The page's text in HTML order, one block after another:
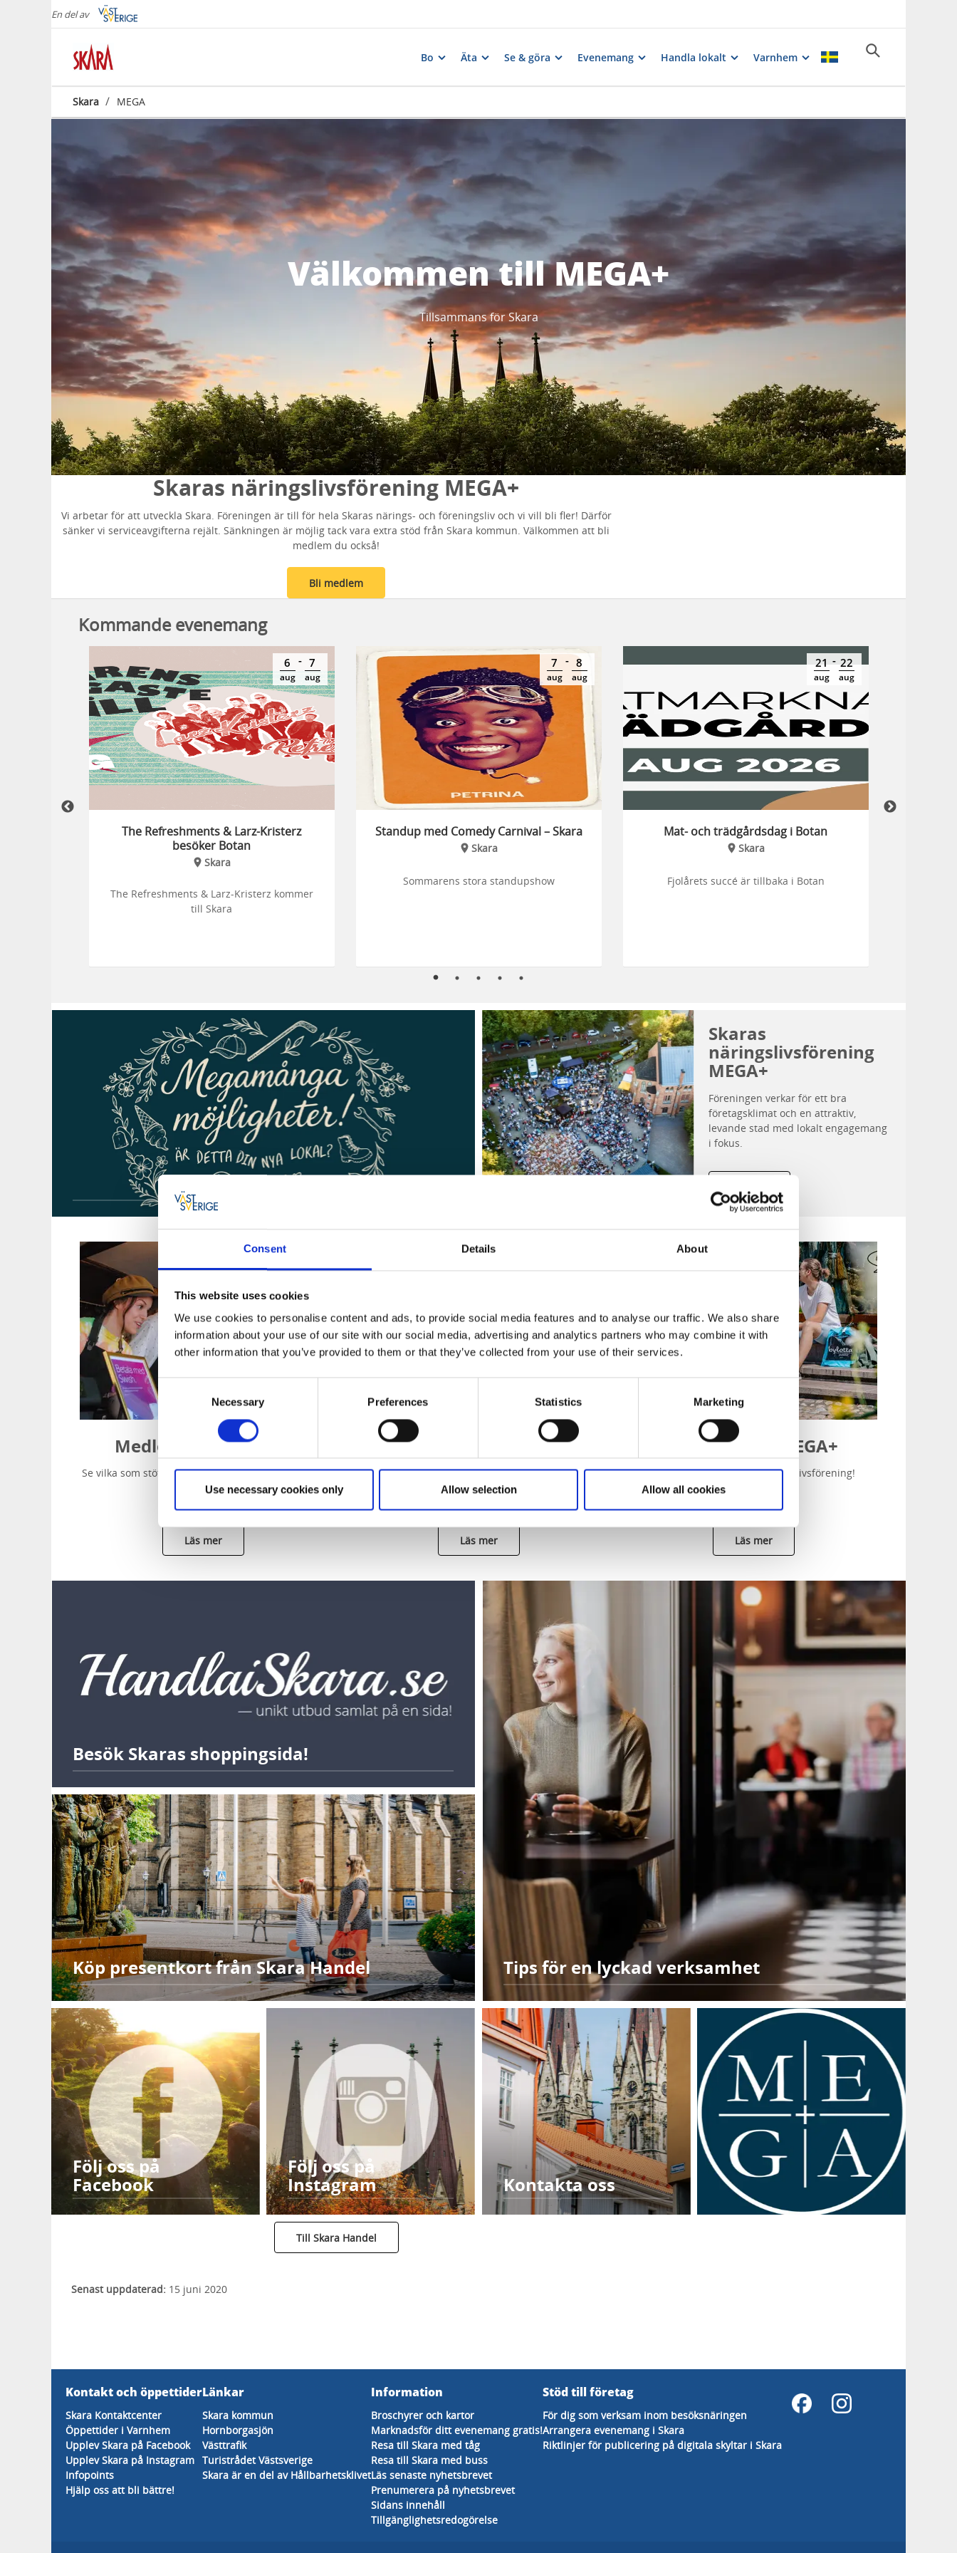
Consent Details About
This website uses cookies
We use cookies to personalise content and ads, to provide social media features and to analyse our traffic. We also share
information about your use of our site with our social media, advertising and analytics partners who may combine it with
other information that you’ve provided to them or that they’ve collected from your use of their services.
Consent
Selection
Necessary Preferences Statistics Marketing
Use necessary cookies only Allow selection Allow all cookies
En del av
Bo Äta Se & göra Evenemang Handla lokalt Varnhem
Skara / MEGA
Välkommen till MEGA+
Tillsammans för Skara
Skaras näringslivsförening MEGA+
Vi arbetar för att utveckla Skara. Föreningen är till för hela Skaras närings- och föreningsliv och vi vill bli fler! Därför
sänker vi serviceavgifterna rejält. Sänkningen är möjlig tack vara extra stöd från Skara kommun. Välkommen att bli
medlem du också!
Bli medlem
Kommande evenemang
6
aug
- 7
aug
The Refreshments & Larz-Kristerz
besöker Botan
Skara
The Refreshments & Larz-Kristerz kommer
till Skara
7
aug
- 8
aug
Standup med Comedy Carnival – Skara
Skara
Sommarens stora standupshow
21
aug
- 22
aug
Mat- och trädgårdsdag i Botan
Skara
Fjolårets succé är tillbaka i Botan
Skaras
näringslivsförening
MEGA+
Föreningen verkar för ett bra
företagsklimat och en attraktiv,
levande stad med lokalt engagemang
i fokus.
Medlemmar i MEGA+
Se vilka som stöttar vår verksamhet och läs om hur
man blir medlem!
Läs mer
Styrelsemedlemmar MEGA+
Skaras näringslivsförening drivs som en ekonomisk
förening med medlemmar från Skaras närings- och
Läs mer
Bli medlem i MEGA+
Välkommen till Skaras näringslivsförening!
Läs mer
Besök Skaras shoppingsida!
Tips för en lyckad verksamhet
Köp presentkort från Skara Handel
Följ oss på
Facebook
Följ oss på
Instagram Kontakta oss
Till Skara Handel
Senast uppdaterad: 15 juni 2020
Kontakt och öppettider
Skara Kontaktcenter
Öppettider i Varnhem
Upplev Skara på Facebook
Upplev Skara på Instagram
Infopoints
Hjälp oss att bli bättre!
Länkar
Skara kommun
Hornborgasjön
Västtrafik
Turistrådet Västsverige
Skara är en del av Hållbarhetsklivet
Information
Broschyrer och kartor
Marknadsför ditt evenemang gratis!
Resa till Skara med tåg
Resa till Skara med buss
Läs senaste nyhetsbrevet
Prenumerera på nyhetsbrevet
Sidans innehåll
Tillgänglighetsredogörelse
Stöd till företag
För dig som verksam inom besöksnäringen
Arrangera evenemang i Skara
Riktlinjer för publicering på digitala skyltar i Skara